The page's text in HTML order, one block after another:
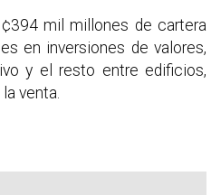
mil millones de cartera
en inversiones de valores,
y el resto entre edificios,
venta.